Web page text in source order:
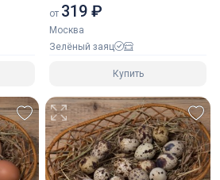
от 319 ₽
Москва
Зелёный заяц
Купить